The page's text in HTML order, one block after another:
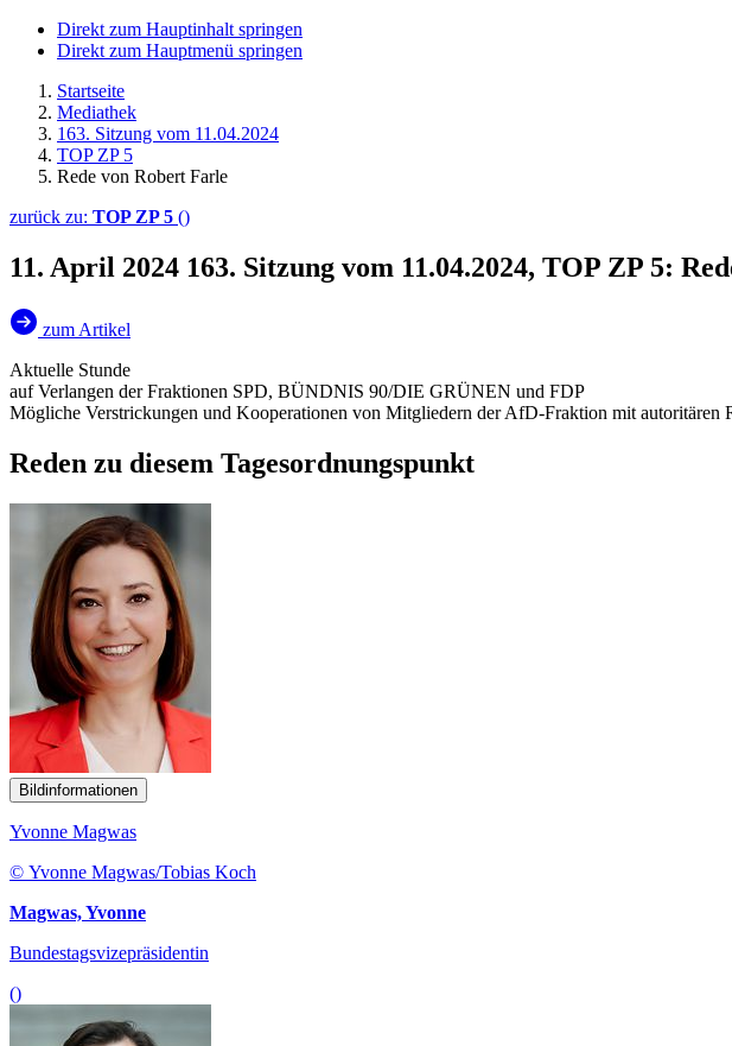
Direkt zum Hauptinhalt springen
Direkt zum Hauptmenü springen
Startseite
Mediathek
163. Sitzung vom 11.04.2024
TOP ZP 5
Rede von Robert Farle
zurück zu: TOP ZP 5 ()
11. April 2024 163. Sitzung vom 11.04.2024, TOP ZP 5:
zum Artikel
Aktuelle Stunde
auf Verlangen der Fraktionen SPD, BÜNDNIS 90/DIE GRÜNEN und FDP
Mögliche Verstrickungen und Kooperationen von Mitgliedern der AfD-Fraktion mit autoritären
Reden zu diesem Tagesordnungspunkt
Bildinformationen
Yvonne Magwas
© Yvonne Magwas/Tobias Koch
Magwas, Yvonne
Bundestagsvizepräsidentin
()